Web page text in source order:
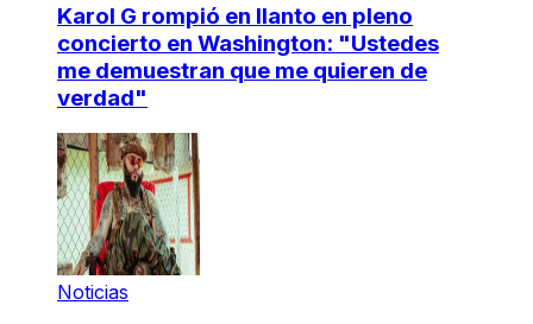
Karol G rompió en llanto en pleno
concierto en Washington: "Ustedes
me demuestran que me quieren de
verdad"
Noticias